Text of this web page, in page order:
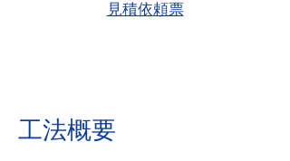
見積依頼票
工法概要